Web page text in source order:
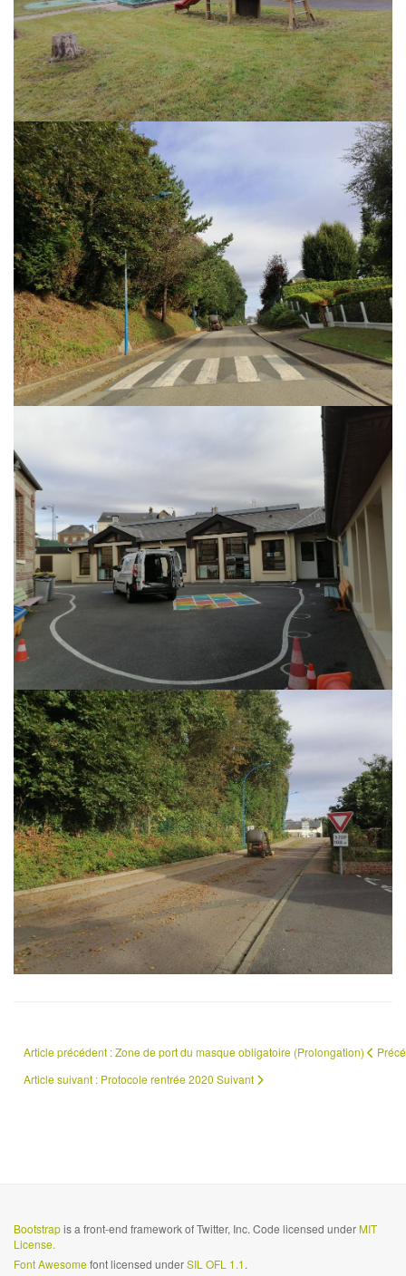
Article précédent : Zone de port du masque obligatoire (Prolongation)
Article suivant : Protocole rentrée 2020 Suivant
Bootstrapis a front-end framework of Twitter, Inc. Code licensed underMIT
License.
Font Awesomefont licensed underSIL OFL 1.1.